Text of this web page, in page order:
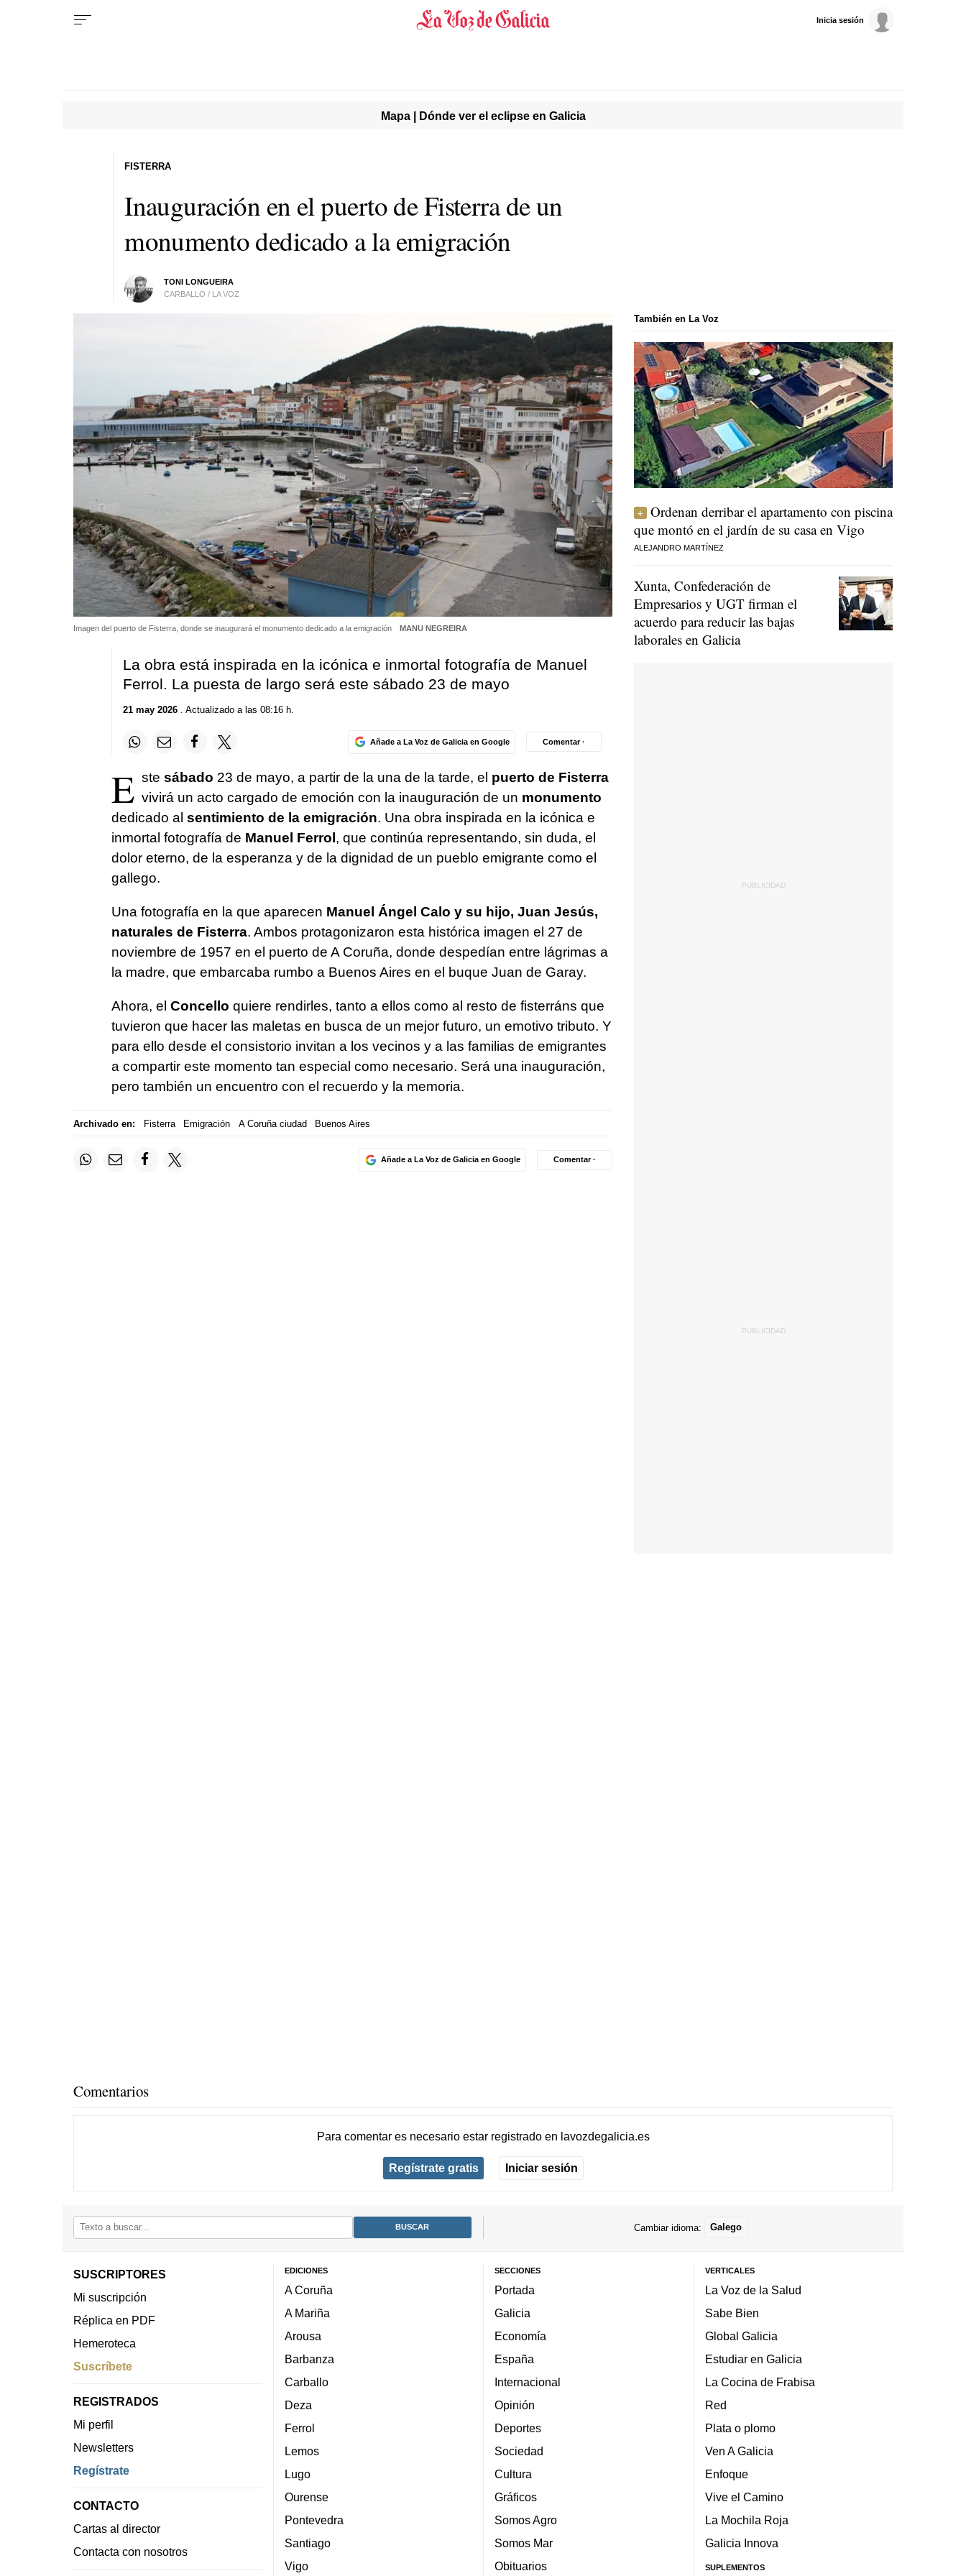
Inicia sesión
Mapa | Dónde ver el eclipse en Galicia
Inauguración en el puerto de Fisterra de un
monumento dedicado a la emigración
TONI LONGUEIRA
CARBALLO / LA VOZ
FISTERRA
Imagen del puerto de Fisterra, donde se inaugurará el monumento dedicado a la emigración MANU NEGREIRA
La obra está inspirada en la icónica e inmortal fotografía de Manuel
Ferrol. La puesta de largo será este sábado 23 de mayo
21 may 2026. Actualizado a las 08:16 h.
Añade a La Voz de Galicia en Google Comentar ·
E ste sábado 23 de mayo, a partir de la una de la tarde, el puerto de Fisterra
vivirá un acto cargado de emoción con la inauguración de un monumento
dedicado al sentimiento de la emigración. Una obra inspirada en la icónica e
inmortal fotografía de Manuel Ferrol , que continúa representando, sin duda, el
dolor eterno, de la esperanza y de la dignidad de un pueblo emigrante como el
gallego.
Una fotografía en la que aparecen Manuel Ángel Calo y su hijo, Juan Jesús,
naturales de Fisterra. Ambos protagonizaron esta histórica imagen el 27 de
noviembre de 1957 en el puerto de A Coruña, donde despedían entre lágrimas a
la madre, que embarcaba rumbo a Buenos Aires en el buque Juan de Garay.
Ahora, el Concello quiere rendirles, tanto a ellos como al resto de fisterráns que
tuvieron que hacer las maletas en busca de un mejor futuro, un emotivo tributo. Y
para ello desde el consistorio invitan a los vecinos y a las familias de emigrantes
a compartir este momento tan especial como necesario. Será una inauguración,
pero también un encuentro con el recuerdo y la memoria.
Archivado en: Fisterra Emigración A Coruña ciudad Buenos Aires
Añade a La Voz de Galicia en Google Comentar ·
También en La Voz
Ordenan derribar el apartamento con piscina
que montó en el jardín de su casa en Vigo
ALEJANDRO MARTÍNEZ
Xunta, Confederación de
Empresarios y UGT firman el
acuerdo para reducir las bajas
laborales en Galicia
Comentarios
Para comentar es necesario estar registradoen lavozdegalicia.es
Regístrate gratis Iniciar sesión
Cambiar idioma: Galego
SUSCRIPTORES
Mi suscripción
Réplica en PDF
Hemeroteca
Suscríbete
REGISTRADOS
Mi perfil
Newsletters
Regístrate
CONTACTO
Cartas al director
Contacta con nosotros
EDICIONES
A Coruña
A Mariña
Arousa
Barbanza
Carballo
Deza
Ferrol
Lemos
Lugo
Ourense
Pontevedra
Santiago
Vigo
SECCIONES
Portada
Galicia
Economía
España
Internacional
Opinión
Deportes
Sociedad
Cultura
Gráficos
Somos Agro
Somos Mar
Obituarios
VERTICALES
La Voz de la Salud
Sabe Bien
Global Galicia
Estudiar en Galicia
La Cocina de Frabisa
Red
Plata o plomo
Ven A Galicia
Enfoque
Vive el Camino
La Mochila Roja
Galicia Innova
SUPLEMENTOS